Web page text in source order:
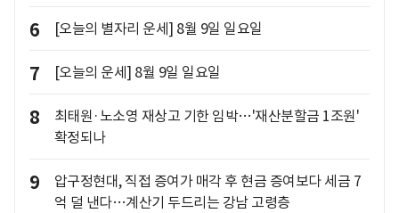
6 [오늘의 별자리 운세] 8월 9일 일요일
7 [오늘의 운세] 8월 9일 일요일
8
최태원·노소영 재상고 기한 임박…'재산분할금 1조원'
확정되나
9
압구정현대, 직접 증여가 매각 후 현금 증여보다 세금 7
억 덜 낸다…계산기 두드리는 강남 고령층